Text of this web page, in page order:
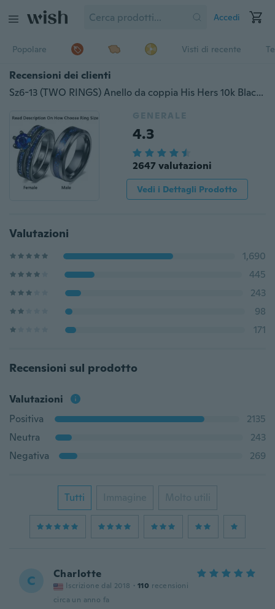
Accedi
Popolare Visti di recente
Recensioni dei clienti
Sz6-13 (TWO RINGS) Anello da coppia His Hers 10k Black Gold Filled AAA Cz Set di gioielli in acciaio inossidabile 316L Regalo d'amore
GENERALE
4.3
2647 valutazioni
Vedi i Dettagli Prodotto
Valutazioni
1,690
445
243
98
171
Recensioni sul prodotto
Valutazioni
Positiva
2135
Neutra
243
Negativa
269
Tutti Immagine Molto utili
C Charlotte
Iscrizione dal 2018 · 110 recensioni
circa un anno fa